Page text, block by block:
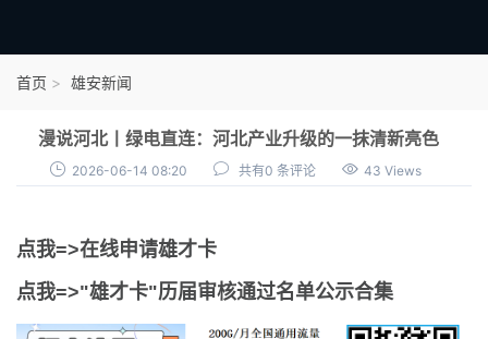
点我申领雄才卡
雄安新闻
首页 雄安新闻
漫说河北丨绿电直连：河北产业升级的一抹清新亮色
2026-06-14 08:20 共有0 条评论 43 Views
点我=>在线申请雄才卡
点我=>"雄才卡"历届审核通过名单公示合集